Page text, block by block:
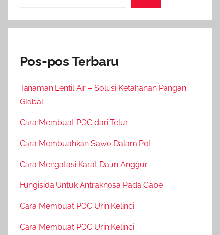
Pos-pos Terbaru
Tanaman Lentil Air – Solusi Ketahanan Pangan
Global
Cara Membuat POC dari Telur
Cara Membuahkan Sawo Dalam Pot
Cara Mengatasi Karat Daun Anggur
Fungisida Untuk Antraknosa Pada Cabe
Cara Membuat POC Urin Kelinci
Cara Membuat POC Urin Kelinci